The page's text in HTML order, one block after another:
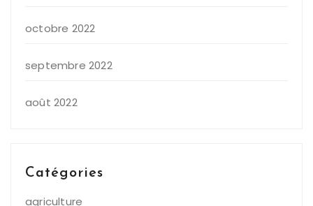
octobre 2022
septembre 2022
août 2022
Catégories
agriculture